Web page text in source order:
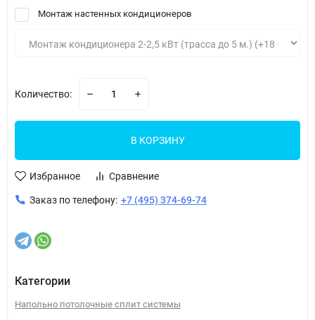
Монтаж настенных кондиционеров
Количество:
В КОРЗИНУ
Избранное Сравнение
Заказ по телефону: +7 (495) 374-69-74
Категории
Напольно потолочные сплит системы